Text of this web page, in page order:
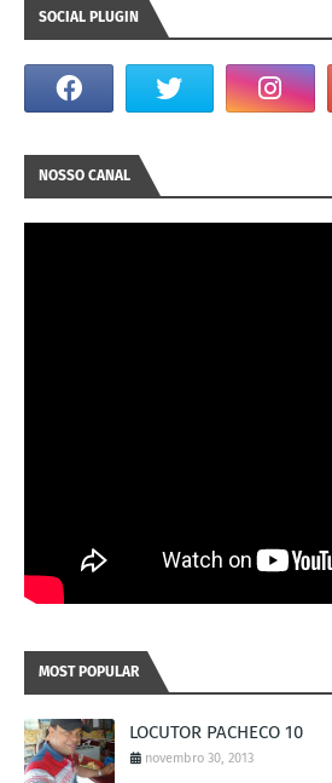
SOCIAL PLUGIN
NOSSO CANAL
MOST POPULAR
LOCUTOR PACHECO 10
novembro 30, 2013